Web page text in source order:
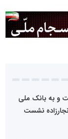
و به بانک ملی
نشست